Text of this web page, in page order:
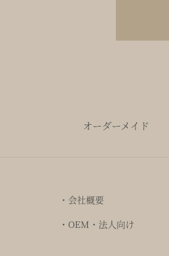
オーダーメイド
・会社概要
・OEM・法人向け